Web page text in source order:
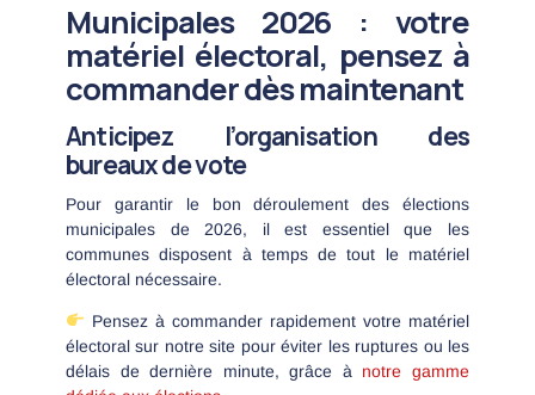
Municipales 2026 : votre
matériel électoral, pensez à
commander dès maintenant
Anticipez l’organisation des
bureaux de vote
Pour garantir le bon déroulement des élections
municipales de 2026, il est essentiel que les
communes disposent à temps de tout le matériel
électoral nécessaire.
Pensez à commander rapidement votre matériel
électoral sur notre site pour éviter les ruptures ou les
délais de dernière minute, grâce à notre gamme